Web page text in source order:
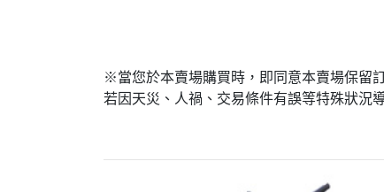
※當您於本賣場購買時，即同意本賣場保留
若因天災、人禍、交易條件有誤等特殊狀況